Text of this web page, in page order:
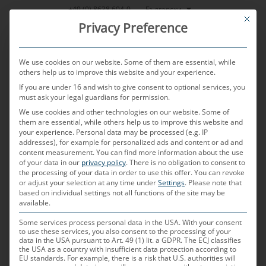
Skip
+49 (0) 8638 604-0 Български
MENU
POSTED ON18.12.2023 BYCHRISTOPH ZAUNER
Сензорни елементи
Какво са сензорите?
В най-широк смисъл сензорът е измервателно
устройство. Влиянията на околната среда като
температура, влажност, светлина, газове и др.
This
Privacy Preference
We use cookies on our website. Some of them are essential, while
others help us to improve this website and your experience.
If you are under 16 and wish to give consent to optional services, you
must ask your legal guardians for permission.
We use cookies and other technologies on our website. Some of
them are essential, while others help us to improve this website and
your experience. Personal data may be processed (e.g. IP
addresses), for example for personalized ads and content or ad and
content measurement.You can find more information about the use
of your data in our privacy policy.There is no obligation to consent to
the processing of your data in order to use this offer.You can revoke
or adjust your selection at any time underSettings. Please note that
based on individual settings not all functions of the site may be
available.
Some services process personal data in the USA. With your consent
to use these services, you also consent to the processing of your
data in the USA pursuant to Art. 49 (1) lit. a GDPR. The ECJ classifies
the USA as a country with insufficient data protection according to
EU standards. For example, there is a risk that U.S. authorities will